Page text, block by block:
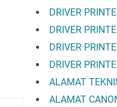
DRIVER
DRIVER
DRIVER
DRIVER
ALAMAT
ALAMAT